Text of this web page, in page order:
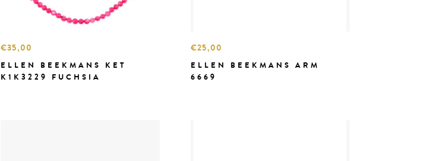
€35,00
ELLEN BEEKMANS KET
K1K3229 FUCHSIA
€25,00
ELLEN BEEKMANS ARM
6669